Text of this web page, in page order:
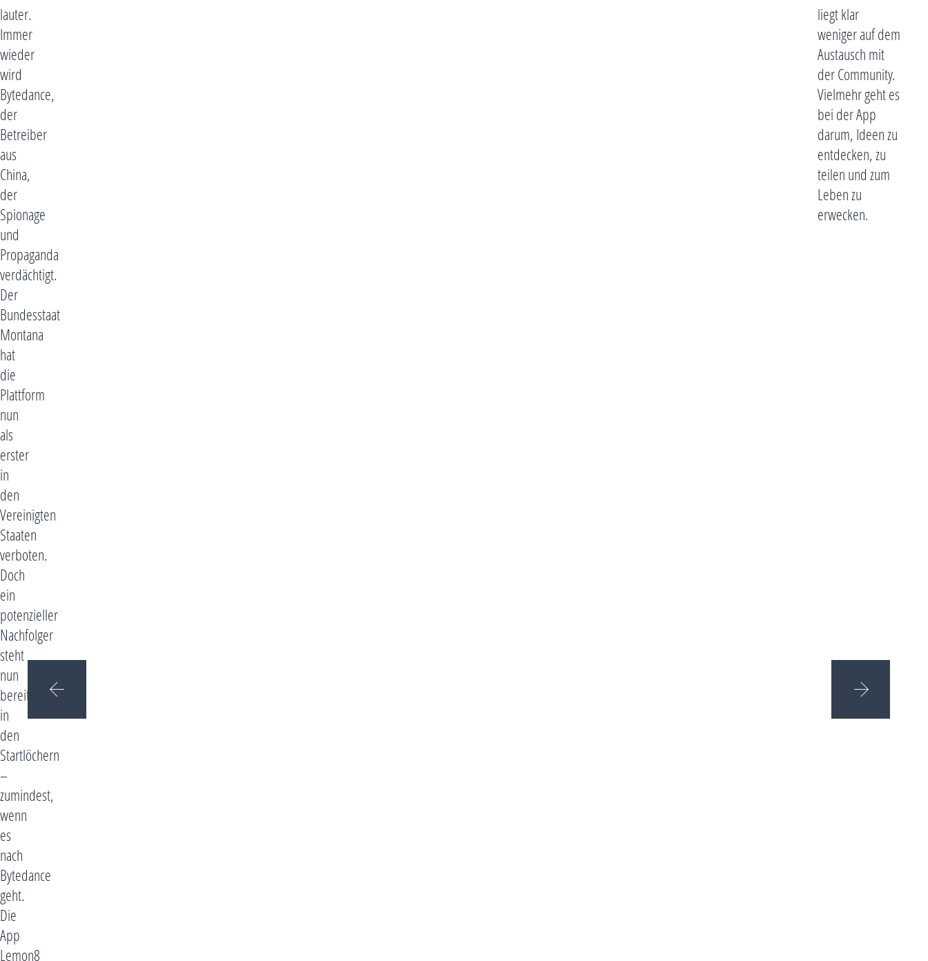
lauter.
Immer
wieder
wird
Bytedance,
der
Betreiber
aus
China,
der
Spionage
und
Propaganda
verdächtigt.
Der
Bundesstaat
Montana
hat
die
Plattform
nun
als
erster
in
den
Vereinigten
Staaten
verboten.
Doch
ein
potenzieller
Nachfolger
steht
nun
bereits
in
den
Startlöchern
–
zumindest,
wenn
es
nach
Bytedance
geht.
Die
App
Lemon8
liegt klar
weniger auf dem
Austausch mit
der Community.
Vielmehr geht es
bei der App
darum, Ideen zu
entdecken, zu
teilen und zum
Leben zu
erwecken.